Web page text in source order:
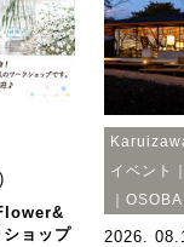
ョップ
イベント
｜
2026.